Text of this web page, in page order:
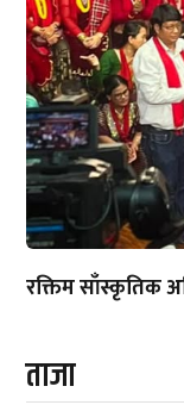
रक्तिम साँस्कृतिक
ताजा